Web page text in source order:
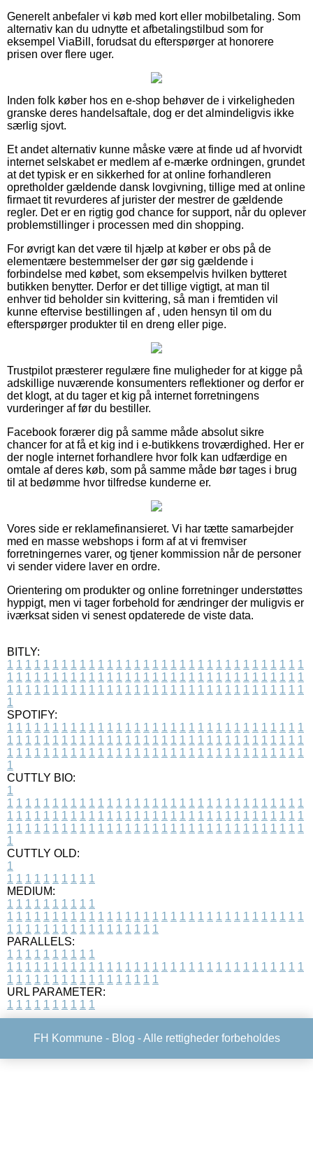
Generelt anbefaler vi køb med kort eller mobilbetaling. Som
alternativ kan du udnytte et afbetalingstilbud som for
eksempel ViaBill, forudsat du efterspørger at honorere
prisen over flere uger.
Inden folk køber hos en e-shop behøver de i virkeligheden
granske deres handelsaftale, dog er det almindeligvis ikke
særlig sjovt.
Et andet alternativ kunne måske være at finde ud af hvorvidt
internet selskabet er medlem af e-mærke ordningen, grundet
at det typisk er en sikkerhed for at online forhandleren
opretholder gældende dansk lovgivning, tillige med at online
firmaet tit revurderes af jurister der mestrer de gældende
regler. Det er en rigtig god chance for support, når du oplever
problemstillinger i processen med din shopping.
For øvrigt kan det være til hjælp at køber er obs på de
elementære bestemmelser der gør sig gældende i
forbindelse med købet, som eksempelvis hvilken bytteret
butikken benytter. Derfor er det tillige vigtigt, at man til
enhver tid beholder sin kvittering, så man i fremtiden vil
kunne eftervise bestillingen af , uden hensyn til om du
efterspørger produkter til en dreng eller pige.
Trustpilot præsterer regulære fine muligheder for at kigge på
adskillige nuværende konsumenters reflektioner og derfor er
det klogt, at du tager et kig på internet forretningens
vurderinger af før du bestiller.
Facebook forærer dig på samme måde absolut sikre
chancer for at få et kig ind i e-butikkens troværdighed. Her er
der nogle internet forhandlere hvor folk kan udfærdige en
omtale af deres køb, som på samme måde bør tages i brug
til at bedømme hvor tilfredse kunderne er.
Vores side er reklamefinansieret. Vi har tætte samarbejder
med en masse webshops i form af at vi fremviser
forretningernes varer, og tjener kommission når de personer
vi sender videre laver en ordre.
Orientering om produkter og online forretninger understøttes
hyppigt, men vi tager forbehold for ændringer der muligvis er
iværksat siden vi senest opdaterede de viste data.
BITLY:
1 1 1 1 1 1 1 1 1 1 1 1 1 1 1 1 1 1 1 1 1 1 1 1 1 1 1 1 1 1 1 1 1
1 1 1 1 1 1 1 1 1 1 1 1 1 1 1 1 1 1 1 1 1 1 1 1 1 1 1 1 1 1 1 1 1
1 1 1 1 1 1 1 1 1 1 1 1 1 1 1 1 1 1 1 1 1 1 1 1 1 1 1 1 1 1 1 1 1
1
SPOTIFY:
1 1 1 1 1 1 1 1 1 1 1 1 1 1 1 1 1 1 1 1 1 1 1 1 1 1 1 1 1 1 1 1 1
1 1 1 1 1 1 1 1 1 1 1 1 1 1 1 1 1 1 1 1 1 1 1 1 1 1 1 1 1 1 1 1 1
1 1 1 1 1 1 1 1 1 1 1 1 1 1 1 1 1 1 1 1 1 1 1 1 1 1 1 1 1 1 1 1 1
1
CUTTLY BIO:
1
1 1 1 1 1 1 1 1 1 1 1 1 1 1 1 1 1 1 1 1 1 1 1 1 1 1 1 1 1 1 1 1 1
1 1 1 1 1 1 1 1 1 1 1 1 1 1 1 1 1 1 1 1 1 1 1 1 1 1 1 1 1 1 1 1 1
1 1 1 1 1 1 1 1 1 1 1 1 1 1 1 1 1 1 1 1 1 1 1 1 1 1 1 1 1 1 1 1 1
1
CUTTLY OLD:
1
1 1 1 1 1 1 1 1 1 1
MEDIUM:
1 1 1 1 1 1 1 1 1 1
1 1 1 1 1 1 1 1 1 1 1 1 1 1 1 1 1 1 1 1 1 1 1 1 1 1 1 1 1 1 1 1 1
1 1 1 1 1 1 1 1 1 1 1 1 1 1 1 1 1
PARALLELS:
1 1 1 1 1 1 1 1 1 1
1 1 1 1 1 1 1 1 1 1 1 1 1 1 1 1 1 1 1 1 1 1 1 1 1 1 1 1 1 1 1 1 1
1 1 1 1 1 1 1 1 1 1 1 1 1 1 1 1 1
URL PARAMETER:
1 1 1 1 1 1 1 1 1 1
FH Kommune - Blog - Alle rettigheder forbeholdes